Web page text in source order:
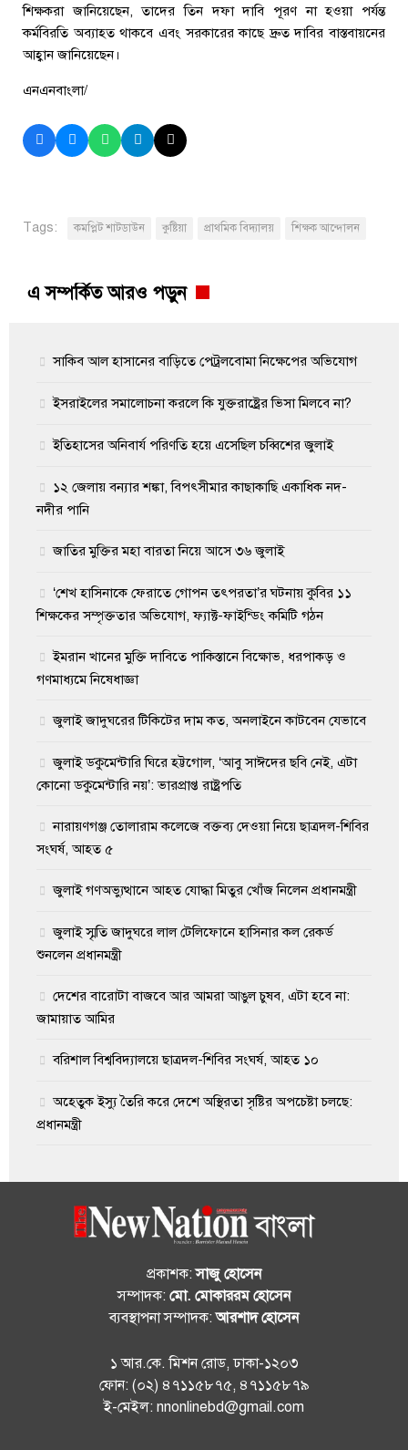
শিক্ষকরা জানিয়েছেন, তাদের তিন দফা দাবি পূরণ না হওয়া পর্যন্ত
কর্মবিরতি অব্যাহত থাকবে এবং সরকারের কাছে দ্রুত দাবির বাস্তবায়নের
আহ্বান জানিয়েছেন।
এনএনবাংলা/
Tags: কমপ্লিট শাটডাউন কুষ্টিয়া প্রাথমিক বিদ্যালয় শিক্ষক আন্দোলন
এ সম্পর্কিত আরও পড়ুন
সাকিব আল হাসানের বাড়িতে পেট্রলবোমা নিক্ষেপের অভিযোগ
ইসরাইলের সমালোচনা করলে কি যুক্তরাষ্ট্রের ভিসা মিলবে না?
ইতিহাসের অনিবার্য পরিণতি হয়ে এসেছিল চব্বিশের জুলাই
১২ জেলায় বন্যার শঙ্কা, বিপৎসীমার কাছাকাছি একাধিক নদ-
নদীর পানি
জাতির মুক্তির মহা বারতা নিয়ে আসে ৩৬ জুলাই
‘শেখ হাসিনাকে ফেরাতে গোপন তৎপরতা’র ঘটনায় কুবির ১১
শিক্ষকের সম্পৃক্ততার অভিযোগ, ফ্যাক্ট-ফাইন্ডিং কমিটি গঠন
ইমরান খানের মুক্তি দাবিতে পাকিস্তানে বিক্ষোভ, ধরপাকড় ও
গণমাধ্যমে নিষেধাজ্ঞা
জুলাই জাদুঘরের টিকিটের দাম কত, অনলাইনে কাটবেন যেভাবে
জুলাই ডকুমেন্টারি ঘিরে হট্টগোল, ‘আবু সাঈদের ছবি নেই, এটা
কোনো ডকুমেন্টারি নয়’: ভারপ্রাপ্ত রাষ্ট্রপতি
নারায়ণগঞ্জ তোলারাম কলেজে বক্তব্য দেওয়া নিয়ে ছাত্রদল-শিবির
সংঘর্ষ, আহত ৫
জুলাই গণঅভ্যুত্থানে আহত যোদ্ধা মিতুর খোঁজ নিলেন প্রধানমন্ত্রী
জুলাই স্মৃতি জাদুঘরে লাল টেলিফোনে হাসিনার কল রেকর্ড
শুনলেন প্রধানমন্ত্রী
দেশের বারোটা বাজবে আর আমরা আঙুল চুষব, এটা হবে না:
জামায়াত আমির
বরিশাল বিশ্ববিদ্যালয়ে ছাত্রদল-শিবির সংঘর্ষ, আহত ১০
অহেতুক ইস্যু তৈরি করে দেশে অস্থিরতা সৃষ্টির অপচেষ্টা চলছে:
প্রধানমন্ত্রী
প্রকাশক:সাজু হোসেন
সম্পাদক: মো. মোকাররম হোসেন
ব্যবস্থাপনা সম্পাদক:আরশাদ হোসেন
১ আর.কে. মিশন রোড, ঢাকা-১২০৩
ফোন: (০২) ৪৭১১৫৮৭৫, ৪৭১১৫৮৭৯
ই-মেইল: nnonlinebd@gmail.com